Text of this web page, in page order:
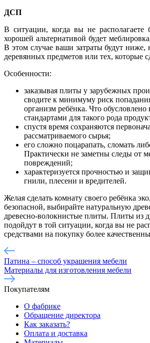
ДСП
В ситуации, когда вы не
хорошей альтернативой будет
В этом случае ваши затраты будут
деревянных предметов или тех,
Особенности:
заказывая плиты у зарубежных
сводите к минимуму риск
организм ребёнка. Что
стандартами для такого рода
спустя время сохраняются
рассматриваемого сырья;
его сложно поцарапать, сломать
Практически не заметны следы от
повреждений;
характеризуется прочностью и
гнили, плесени и вредителей.
Желая сделать комнату своего ребёнка
безопасной, выбирайте натуральную
древесно-волокнистые плиты. Плиты из
подойдут в той ситуации, когда вы не
средствами на покупку более
Патина – способ украшения мебели
Материалы для изготовления мебели
Покупателям
О фабрике
Обращение директора
Как заказать?
Оплата и доставка